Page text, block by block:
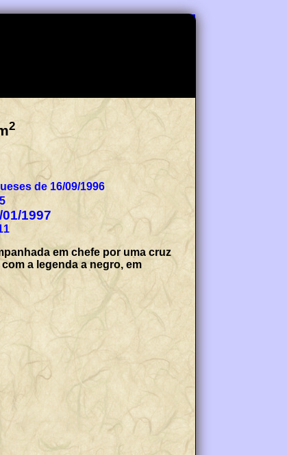
2
de 16/09/1996
1997
em chefe por uma cruz
a legenda a negro, em